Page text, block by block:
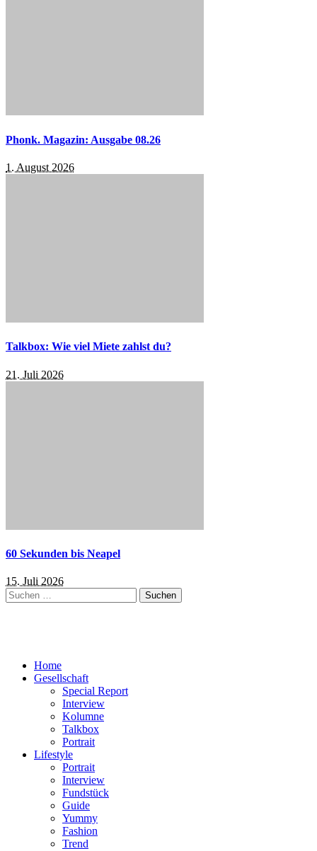
Phonk. Magazin: Ausgabe 08.26
1. August 2026
Talkbox: Wie viel Miete zahlst du?
21. Juli 2026
60 Sekunden bis Neapel
15. Juli 2026
Suchen
nach:
Home
Gesellschaft
Special Report
Interview
Kolumne
Talkbox
Portrait
Lifestyle
Portrait
Interview
Fundstück
Guide
Yummy
Fashion
Trend